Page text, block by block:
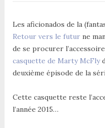
Les aficionados de la
Retour vers le futurne
de se procurer
casquette de Marty McFly
deuxième épisode de la
Cette casquette reste
l’année 2015…